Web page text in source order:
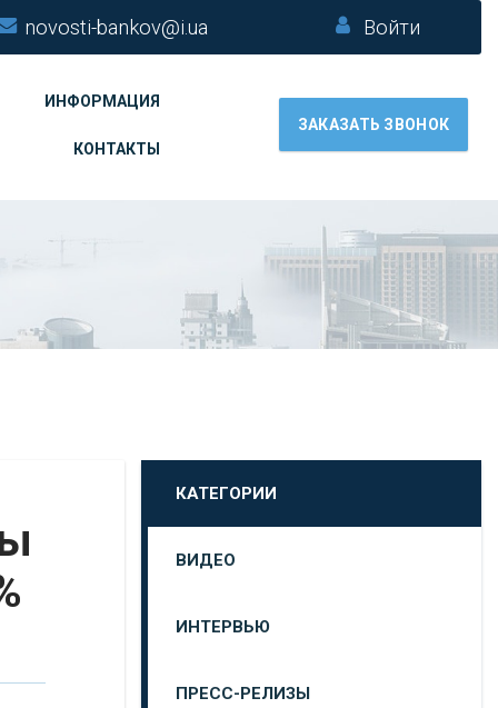
novosti-bankov@i.ua Войти
ИНФОРМАЦИЯ
КОНТАКТЫ
ЗАКАЗАТЬ ЗВОНОК
КАТЕГОРИИ
ВИДЕО
ИНТЕРВЬЮ
ПРЕСС-РЕЛИЗЫ